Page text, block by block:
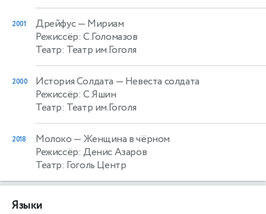
2001 Дрейфус— Мириам
Режиссёр: С.Голомазов
Театр: Театр им.Гоголя
2000 История Солдата — Невеста солдата
Режиссёр: С.Яшин
Театр: Театр им.Гоголя
2018 Молоко — Женщина в чёрном
Режиссёр: Денис Азаров
Театр: Гоголь Центр
Языки